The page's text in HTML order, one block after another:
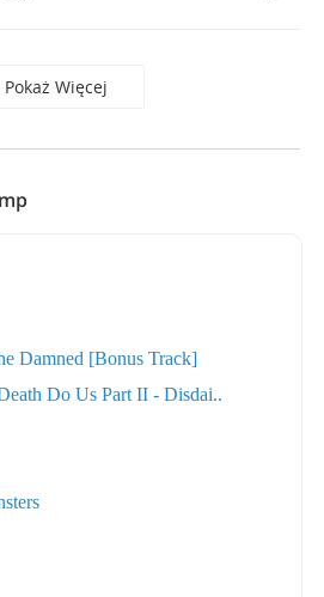
Pokaż Więcej
Damned [Bonus Track]
Do Us Part II - Disdai..